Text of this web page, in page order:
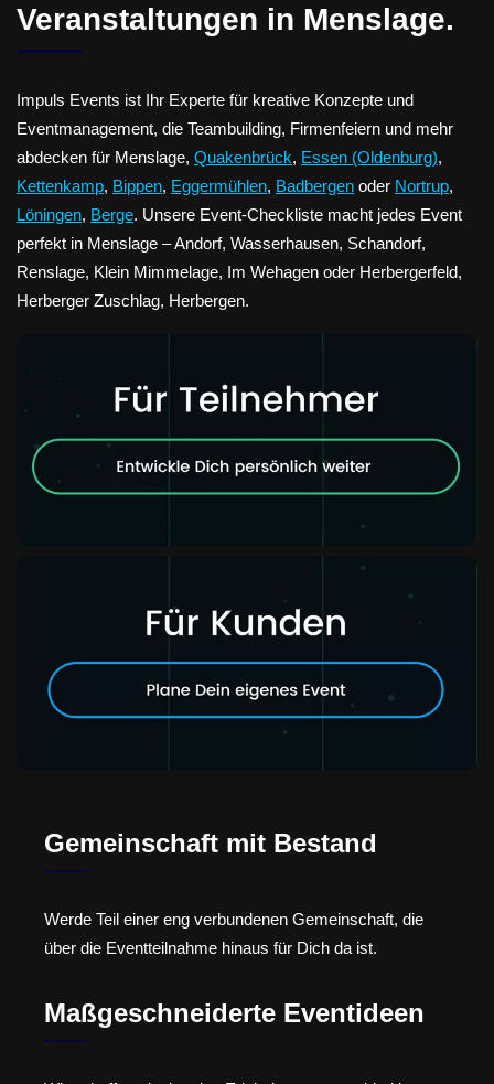
Veranstaltungen in Menslage.
Impuls Events ist Ihr Experte für kreative Konzepte und
Eventmanagement, die Teambuilding, Firmenfeiern und mehr
abdecken für Menslage, Quakenbrück, Essen (Oldenburg),
Kettenkamp, Bippen, Eggermühlen, Badbergen oder Nortrup,
Löningen, Berge. Unsere Event-Checkliste macht jedes Event
perfekt in Menslage – Andorf, Wasserhausen, Schandorf,
Renslage, Klein Mimmelage, Im Wehagen oder Herbergerfeld,
Herberger Zuschlag, Herbergen.
Gemeinschaft mit Bestand
Werde Teil einer eng verbundenen Gemeinschaft, die
über die Eventteilnahme hinaus für Dich da ist.
Maßgeschneiderte Eventideen